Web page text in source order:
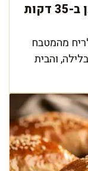
בלינצס גבינה מלוח משגע: מוכן ב-35 דקות
מהמטבח
והבית